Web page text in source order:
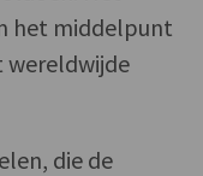
het middelpunt
wereldwijde
die de